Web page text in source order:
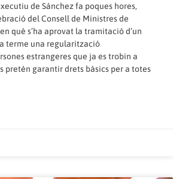
de Sánchez fa poques hores,
del Consell de Ministres de
què s’ha aprovat la tramitació d’un
terme una regularització
estrangeres que ja es trobin a
pretén garantir drets bàsics per a totes